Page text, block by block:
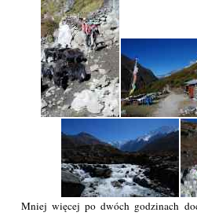
Mniej więcej po dwóch godzinach